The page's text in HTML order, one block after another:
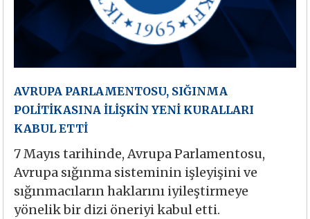
AVRUPA PARLAMENTOSU, SIĞINMA
POLİTİKASINA İLİŞKİN YENİ KURALLARI
KABUL ETTİ
7 Mayıs tarihinde, Avrupa Parlamentosu,
Avrupa sığınma sisteminin işleyişini ve
sığınmacıların haklarını iyileştirmeye
yönelik bir dizi öneriyi kabul etti.